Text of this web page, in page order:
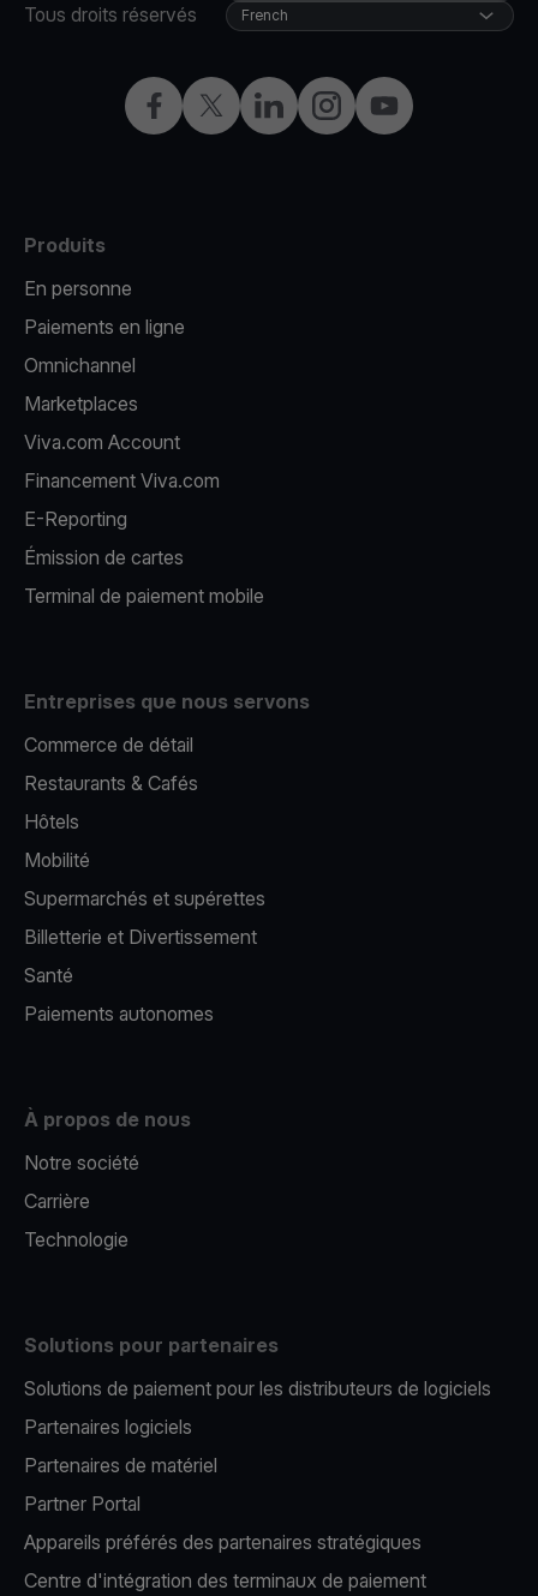
Tous droits réservés
Facebook
X LinkedInInstagramYouTube
French
Produits
En personne
Paiements en ligne
Omnichannel
Marketplaces
Viva.com Account
Financement Viva.com
E-Reporting
Émission de cartes
Terminal de paiement mobile
Entreprises que nous servons
Commerce de détail
Restaurants & Cafés
Hôtels
Mobilité
Supermarchés et supérettes
Billetterie et Divertissement
Santé
Paiements autonomes
À propos de nous
Notre société
Carrière
Technologie
Solutions pour partenaires
Solutions de paiement pour les distributeurs de logiciels
Partenaires logiciels
Partenaires de matériel
Partner Portal
Appareils préférés des partenaires stratégiques
Centre d'intégration des terminaux de paiement